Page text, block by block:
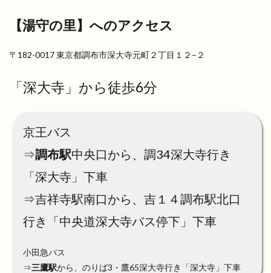
【湯守の里】へのアクセス
〒182-0017 東京都調布市深大寺元町２丁目１２−２
「深大寺」から徒歩6分
京王バス
⇒調布駅中央口から、調34深大寺行き
「深大寺」下車
⇒吉祥寺駅南口から、吉１４調布駅北口
行き「中央道深大寺バス停下」下車
小田急バス
⇒三鷹駅から、のりば3・鷹65深大寺行き「深大寺」下車